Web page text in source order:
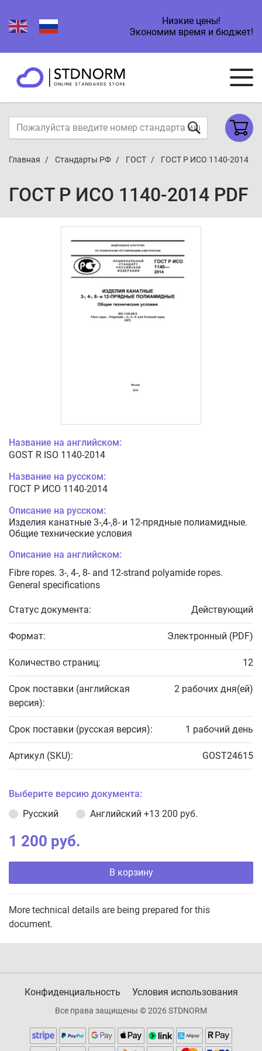
Низкие цены!
Экономим время и бюджет!
Главная Стандарты РФ ГОСТ ГОСТ Р ИСО 1140-2014
ГОСТ Р ИСО 1140-2014 PDF
Название на английском:
GOST R ISO 1140-2014
Название на русском:
ГОСТ Р ИСО 1140-2014
Описание на русском:
Изделия канатные 3-,4-,8- и 12-прядные полиамидные.
Общие технические условия
Описание на английском:
Fibre ropes. 3-, 4-, 8- and 12-strand polyamide ropes.
General specifications
Статус документа: Действующий
Формат: Электронный (PDF)
Количество страниц: 12
Срок поставки (английская
версия):
2 рабочих дня(ей)
Срок поставки (русская версия): 1 рабочий день
Артикул (SKU): GOST24615
Выберите версию документа:
Русский
Английский +13 200 руб.
1 200 руб.
В корзину
More technical details are being prepared for this
document.
Конфиденциальность Условия использования
Все права защищены © 2026 STDNORM